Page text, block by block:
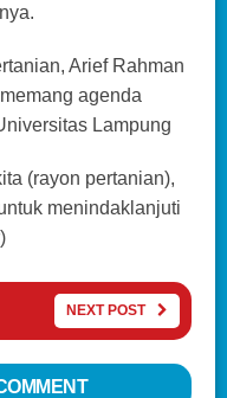
Arief Rahman
agenda
Lampung
(rayon pertanian),
menindaklanjuti
NEXT POST